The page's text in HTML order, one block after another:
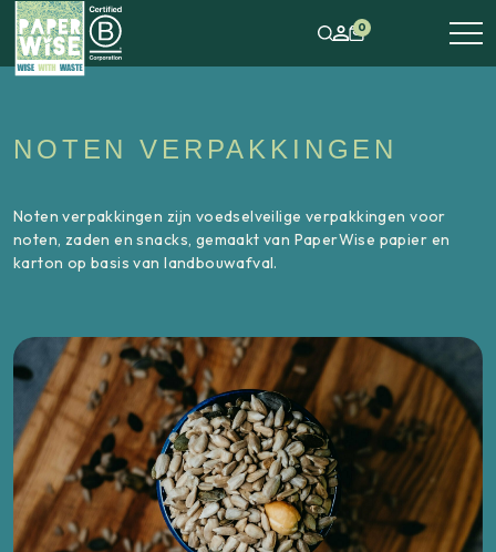
0
NOTEN VERPAKKINGEN
Noten verpakkingen zijn voedselveilige verpakkingen voor
noten, zaden en snacks, gemaakt van PaperWise papier en
karton op basis van landbouwafval.